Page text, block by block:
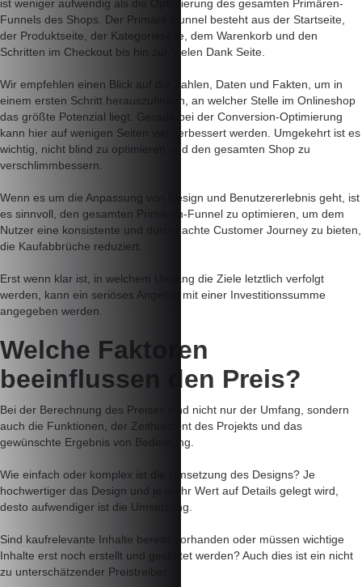
ist weniger aufwendig als die Optimierung des gesamten Primären-
Funnels des Shops. Der Primäre-Funnel besteht aus der Startseite,
der Produktseite, der Kategorieseite, dem Warenkorb und den
Schritten im Checkout bis hin zur Vielen Dank Seite.
Wir empfehlen einen Blick auf die Zahlen, Daten und Fakten, um in
einem ersten Schritt herauszufinden, an welcher Stelle im Onlineshop
das größte Potenzial liegt. Gerade bei der Conversion-Optimierung
kann hier auf wenigen Seiten viel verbessert werden. Umgekehrt ist es
wichtig, nicht blind zu optimieren und den gesamten Shop zu
verschlimmbessern.
Wenn es um die Anpassung von Design und Benutzererlebnis geht, ist
es sinnvoll, den gesamten Primären-Funnel zu optimieren, um dem
Nutzer eine konsistente und durchdachte Customer Journey zu bieten,
die Kaufabbrüche reduziert.
Erst wenn klar ist, in welchem Umfang die Ziele letztlich verfolgt
werden, kann ein seriöses Angebot mit einer Investitionssumme
angegeben werden.
Welche Faktoren
beeinflussen
den Preis?
Bei der Berechnung des Preises sind nicht nur der Umfang, sondern
auch die Funktionen, der Zeithorizont des Projekts und das
gewünschte Ergebnis von Bedeutung.
Wie einfach oder komplex ist die Umsetzung des Designs? Je
hochwertiger das Design und je mehr Wert auf Details gelegt wird,
desto aufwendiger ist die Umsetzung.
Sind kaufrelevante Inhalte bereits vorhanden oder müssen wichtige
Inhalte erst noch erstellt und gestaltet werden? Auch dies ist ein nicht
zu unterschätzender Preistreiber.